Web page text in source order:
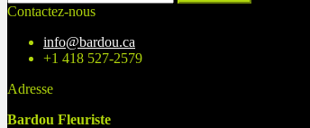
Contactez-nous
info@bardou.ca
+1 418 527-2579
Adresse
Bardou Fleuriste